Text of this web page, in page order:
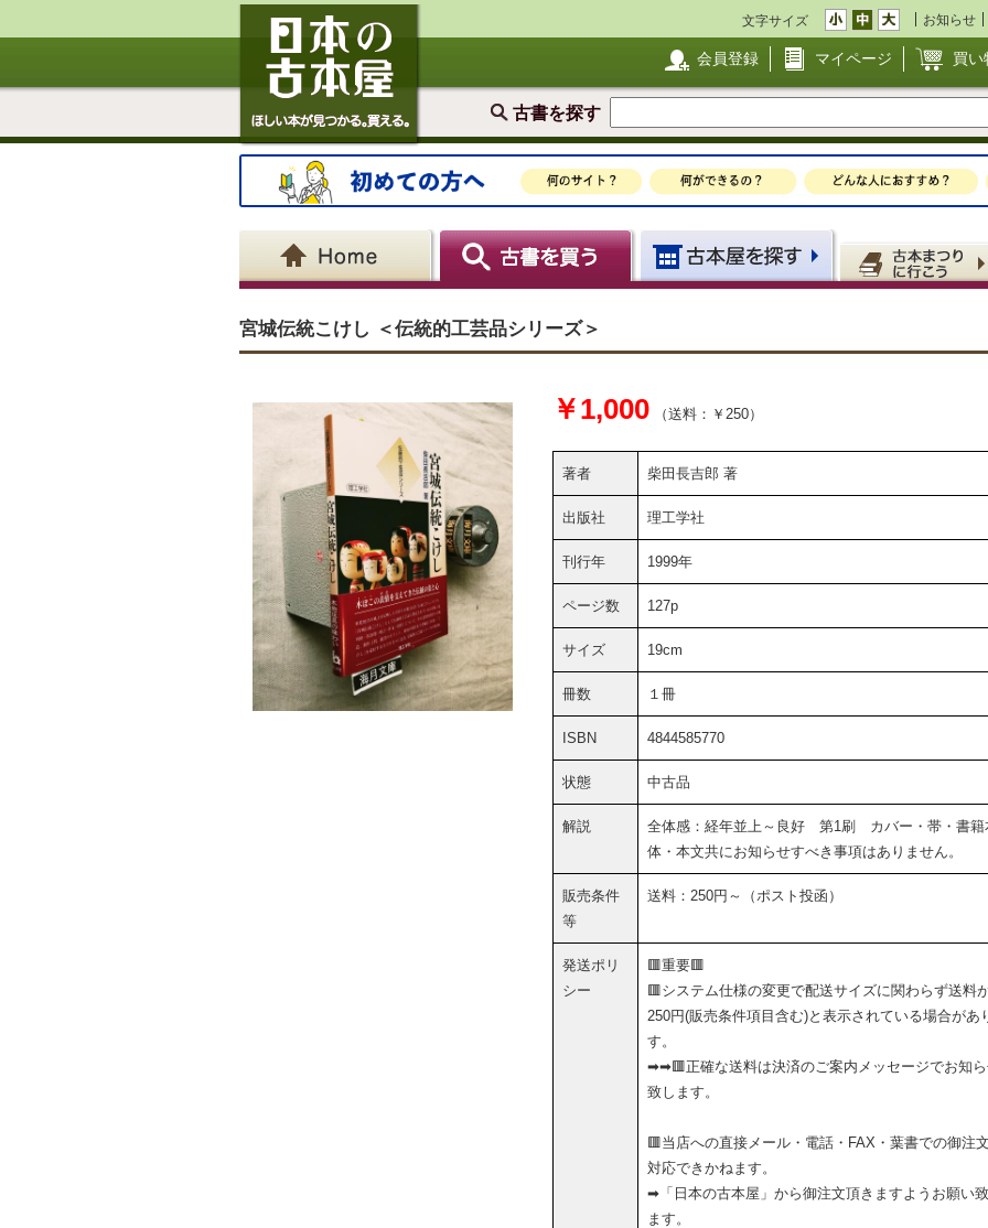
文字サイズ お知らせ
会員登録 マイページ 買い
古書を探す
宮城伝統こけし ＜伝統的工芸品シリーズ＞
￥1,000 （送料：￥250）
著者 柴田長吉郎 著
出版社 理工学社
刊行年 1999年
ページ数 127p
サイズ 19cm
冊数 １冊
ISBN 4844585770
状態 中古品
解説
全体感：経年並上～良好 第1刷 カバー・帯・書籍
体・本文共にお知らせすべき事項はありません。
販売条件
等
送料：250円～（ポスト投函）
発送ポリ
シー
🟥重要🟥
🟥システム仕様の変更で配送サイズに関わらず送料
250円(販売条件項目含む)と表示されている場合があ
す。
➡➡🟥正確な送料は決済のご案内メッセージでお知
致します。
🟥当店への直接メール・電話・FAX・葉書での御注
対応できかねます。
➡「日本の古本屋」から御注文頂きますようお願い
ます。